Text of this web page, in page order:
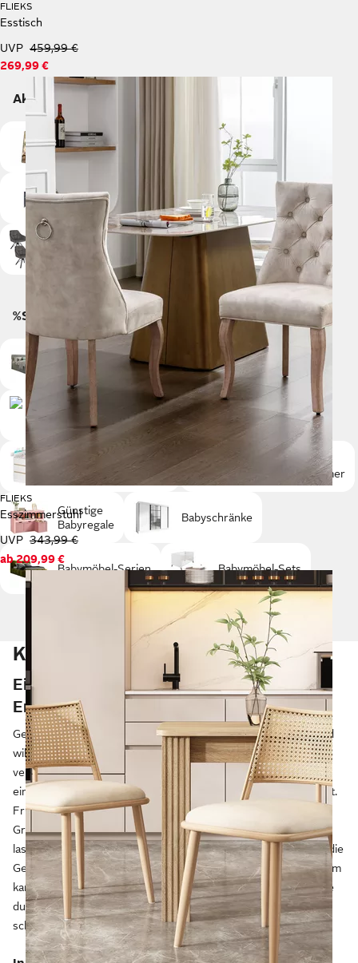
FLIEKS
Esstisch
UVP 459,99 €
269,99 €
FLIEKS
Esszimmerstuhl
UVP 343,99 €
ab209,99 €
Aktionen
Dekoration Spielzeug
Aufbewahrung Heimtextilien
%Sale Kategorien
Hochstühle
Stubenwagen
Günstige
Babymöbel
Babywickelkommoden
Babykomplettzimmer
Günstige
Babyregale
Babyschränke
Babymöbel-Serien Babymöbel-Sets
Kaufberatung Kinderzimmer
Ein gemütlicher Ort zum Spielen und
Entspannen
Gerade bist du fertig damit, die Wäscheberge zu bändigen, und
willst die einzelnen Kleidungsstücke auf dieKinderzimmer
verteilen. Bevor du aber in das Reich deiner kleinen Rabauken
eintrittst, riskierst du einen heimlichen Blick durch den Türspalt.
Friedlich spielen beide Geschwister im Kinderzimmer des
Großen. Bäuchlings liegen sie auf dem Straßenteppich und
lassen mit lautem Sirenengeräusch ein Feuerwehrauto durch die
Gegend fahren. Leise trittst du zurück. Die Ruhe vor dem Sturm
kannst du gerne noch etwas länger genießen. Erfahre hier, wie
du aus dem Zimmer deiner Kinder einen kindgerechten und
schönen Ort machst, an dem sie sich gerne aufhalten.